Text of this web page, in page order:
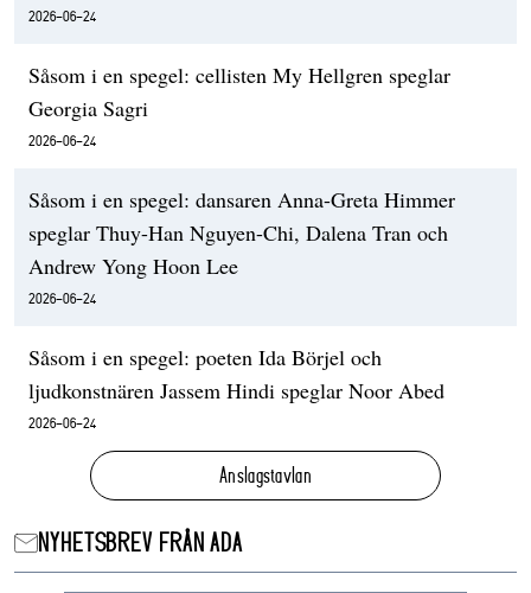
2026-06-24
Såsom i en spegel: cellisten My Hellgren speglar
Georgia Sagri
2026-06-24
Såsom i en spegel: dansaren Anna-Greta Himmer
speglar Thuy-Han Nguyen-Chi, Dalena Tran och
Andrew Yong Hoon Lee
2026-06-24
Såsom i en spegel: poeten Ida Börjel och
ljudkonstnären Jassem Hindi speglar Noor Abed
2026-06-24
Anslagstavlan
NYHETSBREV FRÅN ADA